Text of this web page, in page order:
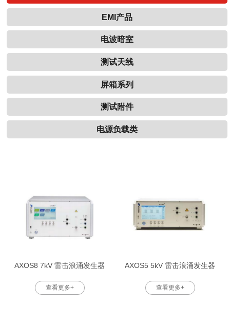
EMI产品
电波暗室
测试天线
屏箱系列
测试附件
电源负载类
AXOS8 7kV 雷击浪涌发生器
查看更多+
AXOS5 5kV 雷击浪涌发生器
查看更多+